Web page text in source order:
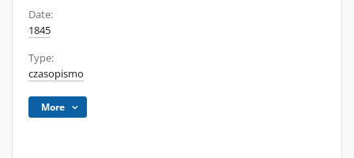
Date:
1845
Type:
czasopismo
More